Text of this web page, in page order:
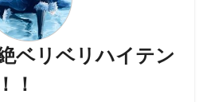
ベリベリハイテン
！